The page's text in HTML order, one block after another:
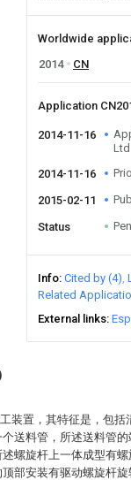
Worldwide
2014
CN
Application
2014-11-16
Ltd
2014-11-16
2015-02-11
Status
Info Cited by (4)
Related
External links
装置，其特征是，包
送料管，所述送料管
螺旋杆上一体成型有
部安装有驱动螺旋杆